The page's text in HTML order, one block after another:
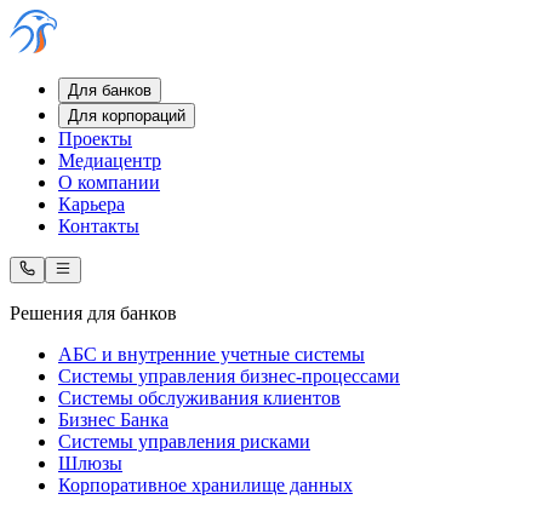
Для банков
Для корпораций
Проекты
Медиацентр
О компании
Карьера
Контакты
Решения для банков
АБС и внутренние учетные системы
Системы управления бизнес-процессами
Системы обслуживания клиентов
Бизнес Банка
Системы управления рисками
Шлюзы
Корпоративное хранилище данных